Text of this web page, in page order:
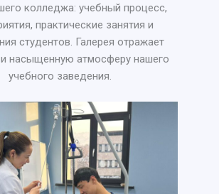
колледжа: учебный процесс,
практические занятия и
студентов. Галерея отражает
насыщенную атмосферу нашего
учебного заведения.